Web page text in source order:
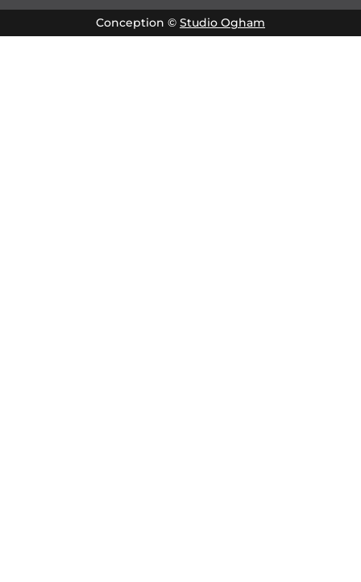
Conception © Studio Ogham